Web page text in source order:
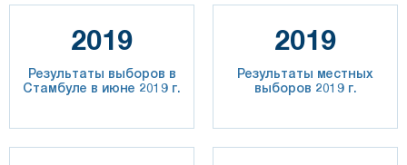
2019
Результаты выборов в
Стамбуле в июне 2019 г.
2019
Результаты местных
выборов 2019 г.